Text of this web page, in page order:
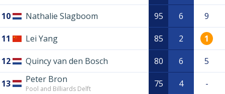
10 Nathalie Slagboom 95 6 9
11 Lei Yang 85 2 1
12 Quincy van den Bosch 80 6 5
13 Peter Bron
Pool and Billiards Delft 75 4 -